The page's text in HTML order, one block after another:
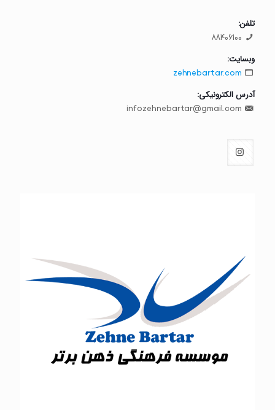
تلفن:
وبسایت:
zehnebartar.com
آدرس الکترونیکی: